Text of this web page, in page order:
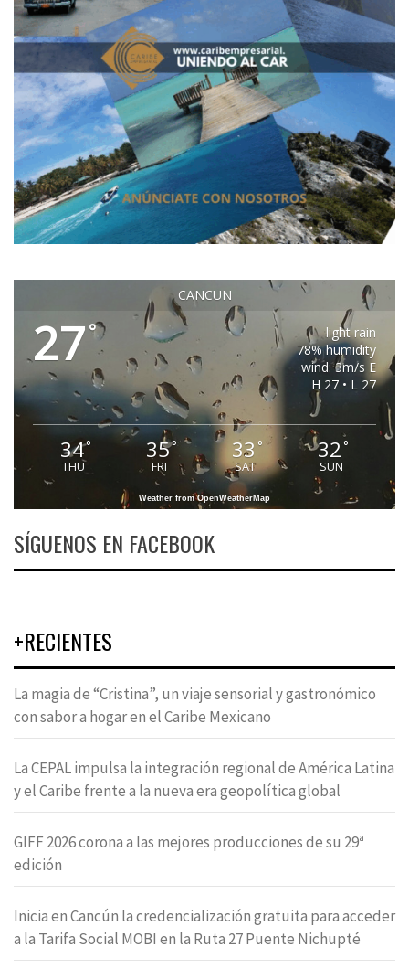
CANCUN
27°
light rain
78% humidity
wind: 3m/s E
H 27 • L 27
34°
THU
35°
FRI
33 °
SAT
32°
SUN
Weather from OpenWeatherMap
SÍGUENOS EN FACEBOOK
+RECIENTES
La magia de “Cristina”, un viaje sensorial y gastronómico
con sabor a hogar en el Caribe Mexicano
La CEPAL impulsa la integración regional de América Latina
y el Caribe frente a la nueva era geopolítica global
GIFF 2026 corona a las mejores producciones de su 29ª
edición
Inicia en Cancún la credencialización gratuita para acceder
a la Tarifa Social MOBI en la Ruta 27 Puente Nichupté